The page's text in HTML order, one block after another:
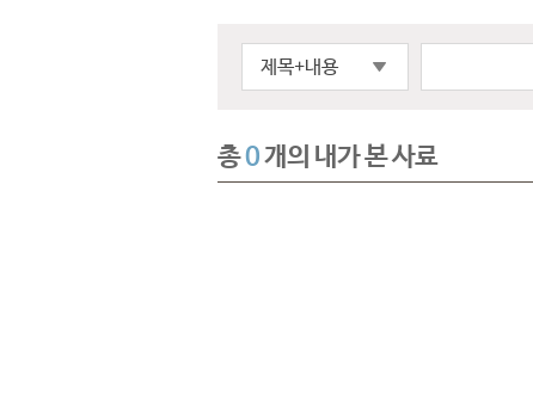
제목+내용
총0개의 내가 본 사료